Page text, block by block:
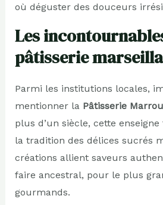
où déguster des douceurs
Les
pâtisserie
Parmi les institutions locales,
mentionner la Pâtisserie Marrou
plus d’un siècle, cette
la tradition des délices sucrés
créations allient saveurs
faire ancestral, pour le plus
gourmands.